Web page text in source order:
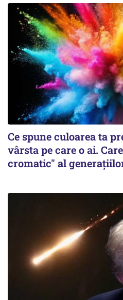
Ce spune culoarea ta
vârsta pe care o ai.
cromatic" al